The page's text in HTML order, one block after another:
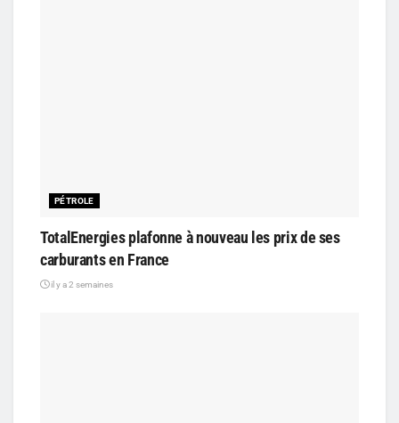
PÉTROLE
TotalEnergies plafonne à nouveau les prix de ses
carburants en France
il y a 2 semaines